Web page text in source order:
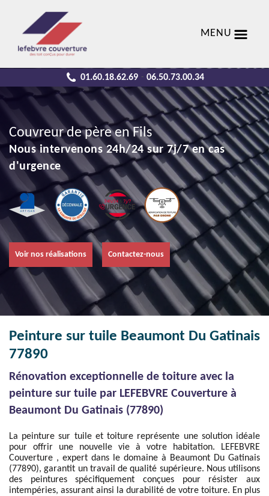
MENU
01.60.18.62.69 - 06.50.73.00.34
Couvreur de père en Fils
Nous intervenons 24h/24 sur 7j/7 en cas
d'urgence
Voir nos réalisations Contactez-nous
Peinture sur tuile Beaumont Du Gatinais
77890
Rénovation exceptionnelle de toiture avec la
peinture sur tuile par LEFEBVRE Couverture à
Beaumont Du Gatinais (77890)
La peinture sur tuile et toiture représente une solution idéale
pour offrir une nouvelle vie à votre habitation. LEFEBVRE
Couverture , expert dans le domaine à Beaumont Du Gatinais
(77890), garantit un travail de qualité supérieure. Nous utilisons
des peintures spécifiquement conçues pour résister aux
intempéries, assurant ainsi la durabilité de votre toiture. En plus